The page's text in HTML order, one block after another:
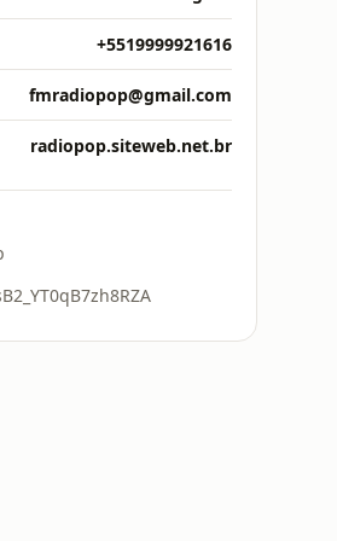
+5519999921616
fmradiopop@gmail.com
radiopop.siteweb.net.br